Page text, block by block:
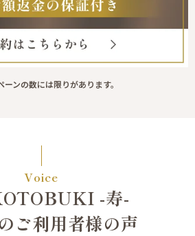
ンの数には限りがあります。
Voice
-寿-
ご利用者様の声